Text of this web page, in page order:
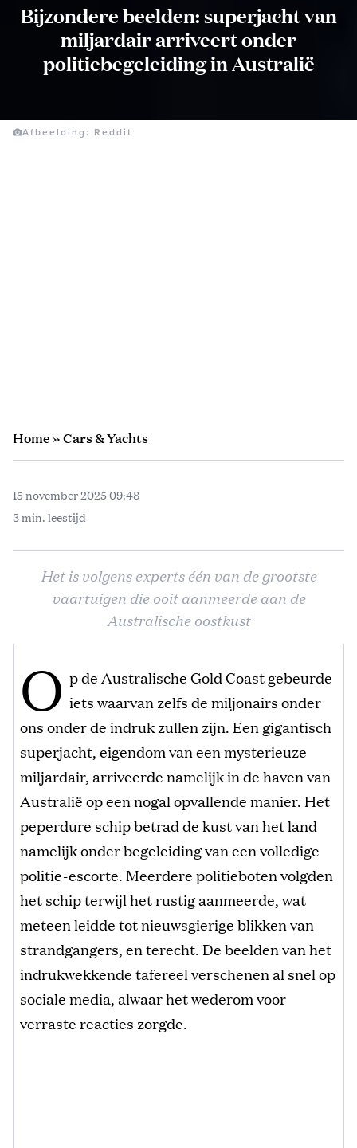
Bijzondere beelden: superjacht van
miljardair arriveert onder
politiebegeleiding in Australië
Afbeelding: Reddit
Home»Cars & Yachts
15 november 2025 09:48
3 min. leestijd
Het is volgens experts één van de grootste
vaartuigen die ooit aanmeerde aan de
Australische oostkust
O p de Australische Gold Coast gebeurde
iets waarvan zelfs de miljonairs onder
ons onder de indruk zullen zijn. Een gigantisch
superjacht, eigendom van een mysterieuze
miljardair, arriveerde namelijk in de haven van
Australië op een nogal opvallende manier. Het
peperdure schip betrad de kust van het land
namelijk onder begeleiding van een volledige
politie-escorte. Meerdere politieboten volgden
het schip terwijl het rustig aanmeerde, wat
meteen leidde tot nieuwsgierige blikken van
strandgangers, en terecht. De beelden van het
indrukwekkende tafereel verschenen al snel op
sociale media, alwaar het wederom voor
verraste reacties zorgde.